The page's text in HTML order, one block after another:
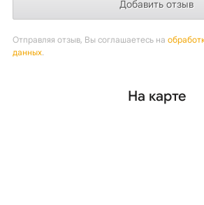
Отправляя отзыв, Вы соглашаетесь на
данных.
На карте